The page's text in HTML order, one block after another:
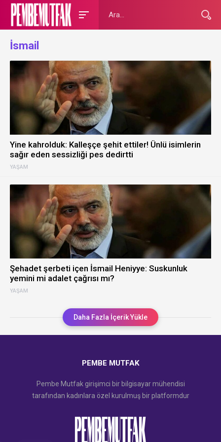
İsmail
YAŞAM
Yine kahrolduk: Kalleşçe şehit ettiler! Ünlü isimlerin
sağır eden sessizliği pes dedirtti
YAŞAM
Şehadet şerbeti içen İsmail Heniyye: Suskunluk
yemini mi adalet çağrısı mı?
Daha Fazla İçerik Yükle
PEMBE MUTFAK
Pembe Mutfak girişimci bir bilgisayar mühendisi
tarafından kadınlara özel kurulmuş bir platformdur